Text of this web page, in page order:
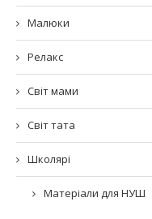
Малюки
Релакс
Світ мами
Світ тата
Школярі
Матеріали для НУШ